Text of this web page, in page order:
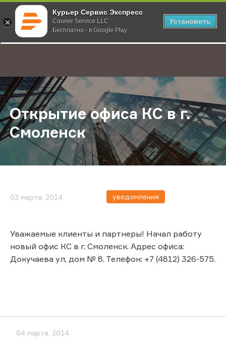
Курьер Сервис Экспресс
Courier Service LLC
Бесплатно - в Google Play
Установить
;
Главная О компании Новости Открытие офиса КС в г. Смоленск
Открытие офиса КС в г.
Смоленск
03 марта, 2014 уведомления
Уважаемые клиенты и партнеры! Начал работу
новый офис КС в г. Смоленск. Адрес офиса:
Докучаева ул, дом № 8. Телефон: +7 (4812) 326-575.
04 марта, 2014